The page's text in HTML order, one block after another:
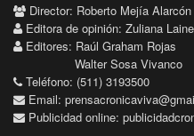
Director: Roberto Mejía Alarcón
Editora de opinión: Zuliana
Editores: Raúl Graham Rojas
Walter Sosa Vivanco
Teléfono: (511) 3193500
Email:
Publicidad online: